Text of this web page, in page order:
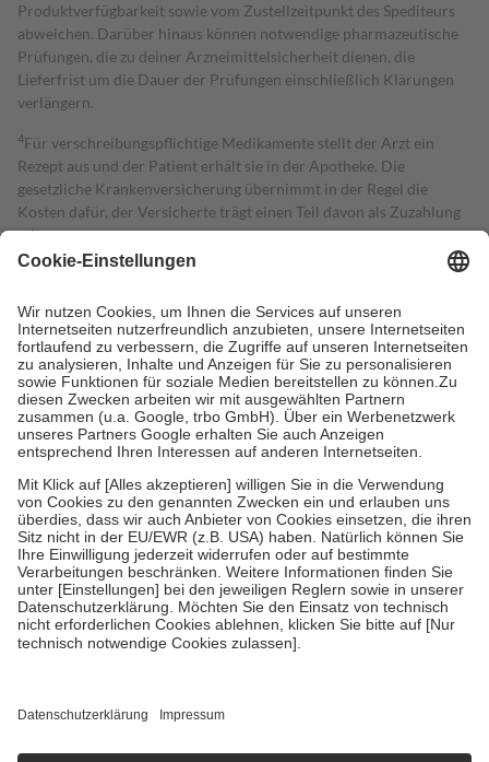
Produktverfügbarkeit sowie vom Zustellzeitpunkt des Spediteurs
abweichen. Darüber hinaus können notwendige pharmazeutische
Prüfungen, die zu deiner Arzneimittelsicherheit dienen, die
Lieferfrist um die Dauer der Prüfungen einschließlich Klärungen
verlängern.
4Für verschreibungspflichtige Medikamente stellt der Arzt ein
Rezept aus und der Patient erhält sie in der Apotheke. Die
gesetzliche Krankenversicherung übernimmt in der Regel die
Kosten dafür, der Versicherte trägt einen Teil davon als Zuzahlung
mit.
Grundsätzlich leisten Mitglieder Zuzahlungen in Höhe von zehn
höchstens zehn Euro.
Es sind jedoch nie mehr als die tatsächlichen
Kosten der Leistung zu entrichten.
Diese Regeln gelten grundsätzlich auch für Online-Apotheken.
Bei Heilmitteln und häuslicher Krankenpflege beträgt die
Zuzahlung zehn Prozent der Kosten sowie zehn Euro je
Verordnung.
Um das Engagement der Versicherten für ihre eigene Gesundheit zu
stärken und die besondere Stellung der Familie zu unterstützen,
fallenkeine Zuzahlungenan bei:
• Kindern und Jugendlichen bis zum vollendeten 18. Lebensjahr
mit Ausnahme der Fahrkosten
• Untersuchungen zur Vorsorge und Früherkennung, die von der
GKV getragen werden
• empfohlenen Schutzimpfungen
• Harn- und Blutteststreifen
getroffen, um sicherzustellen, dass es sich um echte Bewertungen
https://help.etrusted.com/hc/de/articles/4419944605341